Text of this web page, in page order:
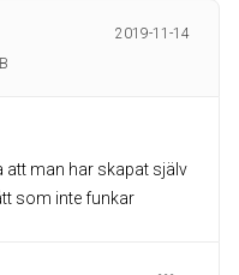
2019-11-14
att man har skapat själv
som inte funkar